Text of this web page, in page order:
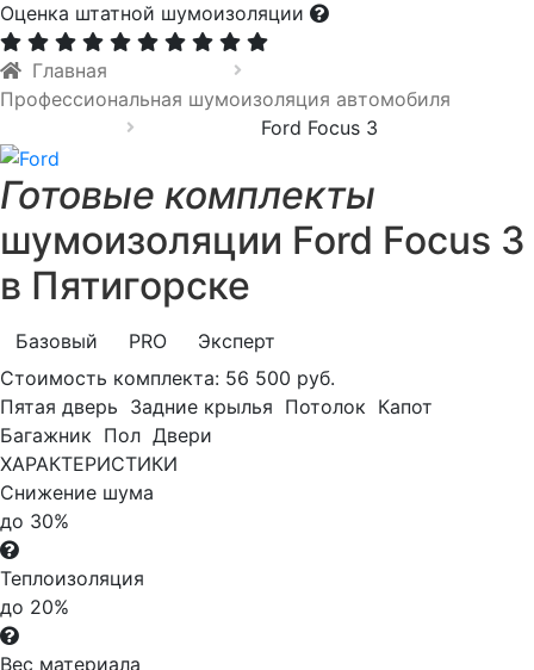
Оценка штатной шумоизоляции
Главная
Профессиональная шумоизоляция автомобиля
Ford Focus 3
Готовые комплекты
шумоизоляции Ford Focus 3
в Пятигорске
Базовый PRO
Эксперт
Стоимость комплекта: 56 500 руб.
Пятая дверь Задние крылья Потолок Капот
Багажник Пол Двери
ХАРАКТЕРИСТИКИ
Снижение шума
до 30%
Теплоизоляция
до 20%
Вес материала